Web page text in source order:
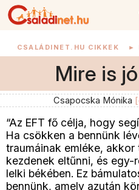
CSALÁDINET.HU CIKKEK ►
Mire is
Csapocska Mónika
“Az EFT fő célja, hogy
Ha csökken a bennünk
traumáinak emléke,
kezdenek eltűnni, és
lelki békében. Ez
bennünk, amely azután